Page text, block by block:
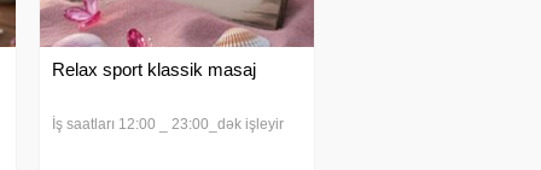
Relax sport klassik masaj
İş saatları 12:00 _ 23:00_dək işleyir